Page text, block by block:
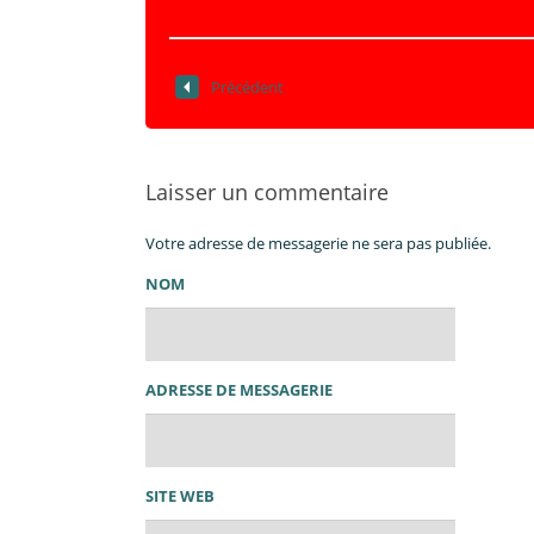
Précédent
Laisser un commentaire
Votre adresse de messagerie ne sera pas publiée.
NOM
ADRESSE DE MESSAGERIE
SITE WEB